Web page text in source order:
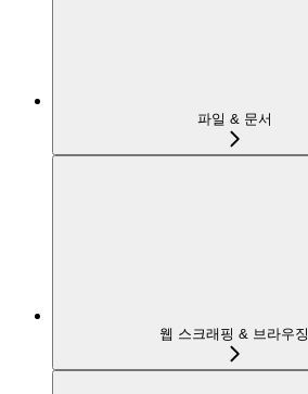
파일 & 문서
웹 스크래핑 & 브라우징